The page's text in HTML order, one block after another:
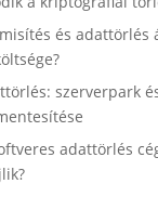
és adattörlés
szerverpark
adattörlés